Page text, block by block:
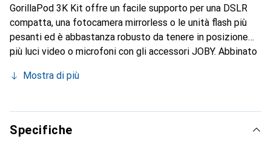
GorillaPod 3K Kit offre un facile supporto per una DSLR
compatta, una fotocamera mirrorless o le unità flash più
pesanti ed è abbastanza robusto da tenere in posizione
più luci video o microfoni con gli accessori JOBY. Abbinato
panoramica, consente un allineamento preciso. Le sue
il live streaming. Prodotto in Italia.
Mostra di più
Specifiche